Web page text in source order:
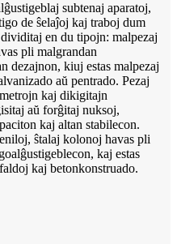
subtenaj aparatoj,
de ŝelaĵoj kaj traboj dum
en du tipojn: malpezaj
pli malgrandan
dezajnon, kiuj estas malpezaj
aŭ pentrado. Pezaj
kaj dikigitajn
aŭ forĝitaj nuksoj,
kaj altan stabilecon.
ŝtalaj kolonoj havas pli
kaj estas
kaj betonkonstruado.